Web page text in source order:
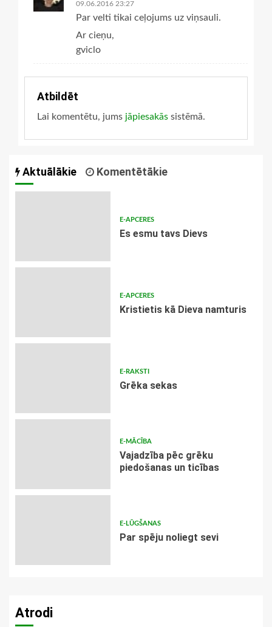
09.06.2016 23:27
Par velti tikai ceļojums uz viņsauli.
Ar cieņu,
gviclo
Atbildēt
Lai komentētu, jums jāpiesakās sistēmā.
Aktuālākie Komentētākie
E-APCERES
Es esmu tavs Dievs
E-APCERES
Kristietis kā Dieva namturis
E-RAKSTI
Grēka sekas
E-MĀCĪBA
Vajadzība pēc grēku
piedošanas un ticības
E-LŪGŠANAS
Par spēju noliegt sevi
Atrodi